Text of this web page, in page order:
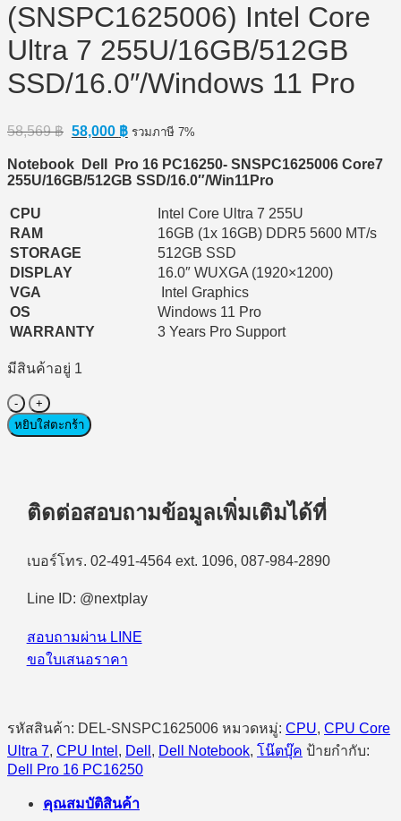
(SNSPC1625006) Intel Core
Ultra 7 255U/16GB/512GB
SSD/16.0″/Windows 11 Pro
58,569฿ Original
price
was:
58,569 ฿.
58,000 ฿Current
price
is:
58,000 ฿.
รวมภาษี 7%
Notebook Dell Pro 16 PC16250- SNSPC1625006 Core7
255U/16GB/512GB SSD/16.0″/Win11Pro
CPU
Intel Core Ultra 7 255U
RAM
16GB (1x 16GB) DDR5 5600 MT/s
STORAGE
512GB SSD
DISPLAY
16.0″ WUXGA (1920×1200)
VGA
Intel Graphics
OS
Windows 11 Pro
WARRANTY
3 Years Pro Support
มีสินค้าอยู่ 1
จำนวน
Notebook
องค์กร)
PC16250
Intel
7
255U/16GB/512GB
ชิ้น
หยิบใส่ตะกร้า
ติดต่อสอบถามข้อมูลเพิ่มเติมได้ที่
เบอร์โทร. 02-491-4564 ext. 1096, 087-984-2890
Line ID: @nextplay
สอบถามผ่าน LINE
ขอใบเสนอราคา
รหัสสินค้า: DEL-SNSPC1625006 หมวดหมู่: CPU, CPU Core
Ultra 7, CPU Intel , Dell , Dell Notebook, โน๊ตบุ๊ค ป้ายกำกับ:
Dell Pro 16 PC16250
คุณสมบัติสินค้า